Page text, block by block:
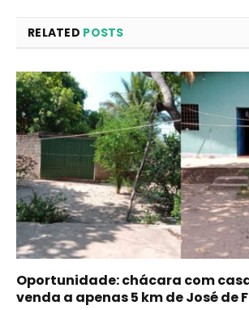
RELATED POSTS
Oportunidade: chácara com
venda a apenas 5 km de José de